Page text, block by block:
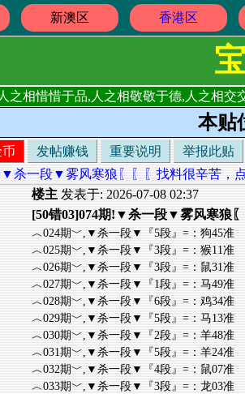
新澳区 香港区
人之相惜惜于品,人之相敬敬于德,人之相
本贴
发帖赚钱 重要说明
举报此贴
杀一段▼雾风寒狼〖〖〖找料很辛苦，
楼主 发表于: 2026-07-08 02:37
[50错03]074期!▼杀一段▼雾风寒狼
︿024期﹀,▼杀一段▼『5段』=：狗45准
︿025期﹀,▼杀一段▼『3段』=：猴11准
︿026期﹀,▼杀一段▼『3段』=：鼠31准
︿027期﹀,▼杀一段▼『1段』=：马49准
︿028期﹀,▼杀一段▼『6段』=：鸡34准
︿029期﹀,▼杀一段▼『5段』=：马13准
︿030期﹀,▼杀一段▼『2段』=：羊48准
︿031期﹀,▼杀一段▼『5段』=：羊24准
︿032期﹀,▼杀一段▼『4段』=：鼠07准
︿033期﹀,▼杀一段▼『3段』=：龙03准